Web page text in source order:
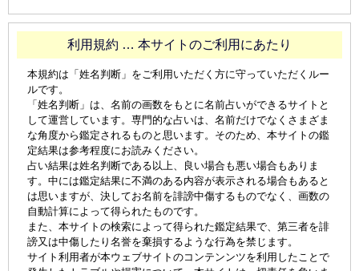
利用規約 … 本サイトのご利用にあたり
本規約は「姓名判断」をご利用いただく方に守っていただくルー
ルです。
「姓名判断」は、名前の画数をもとに名前占いができるサイトと
して運営しています。専門的な占いは、名前だけでなくさまざま
な角度から鑑定されるものと思います。そのため、本サイトの鑑
定結果は参考程度にお読みください。
占い結果は姓名判断である以上、良い場合も悪い場合もありま
す。中には鑑定結果に不満のある内容が表示される場合もあると
は思いますが、決してお名前を誹謗中傷するものでなく、画数の
自動計算によって得られたものです。
また、本サイトの検索によって得られた鑑定結果で、第三者を誹
謗又は中傷したり名誉を棄損するような行為を禁じます。
サイト利用者が本ウェブサイトのコンテンンツを利用したことで